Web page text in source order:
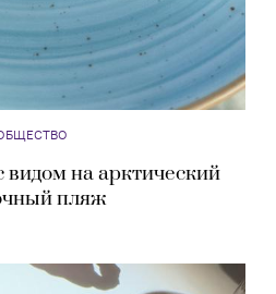
на арктический
пляж